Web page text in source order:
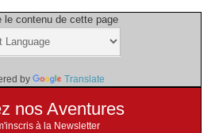
le contenu de cette page
by Translate
nos Aventures
à la Newsletter